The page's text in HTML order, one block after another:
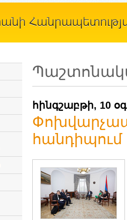
հինգշաբթի, 10
հանդիպում